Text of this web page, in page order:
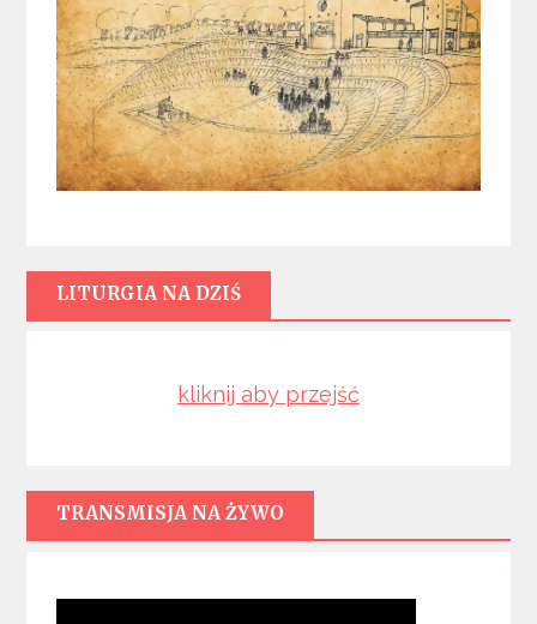
LITURGIA NA DZIŚ
kliknij aby przejść
TRANSMISJA NA ŻYWO